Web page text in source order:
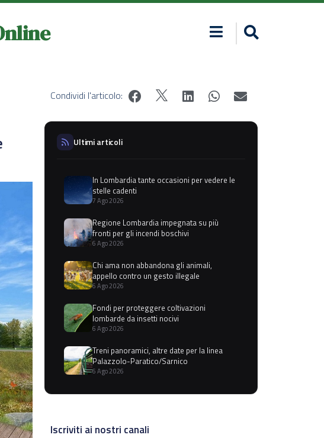
Condividi l'articolo:
Ultimi articoli
In Lombardia tante occasioni per vedere le
stelle cadenti
7 Ago 2026
Regione Lombardia impegnata su più
fronti per gli incendi boschivi
6 Ago 2026
Chi ama non abbandona gli animali,
appello contro un gesto illegale
6 Ago 2026
Fondi per proteggere coltivazioni
lombarde da insetti nocivi
6 Ago 2026
Treni panoramici, altre date per la linea
Palazzolo-Paratico/Sarnico
6 Ago 2026
Iscriviti ai nostri canali